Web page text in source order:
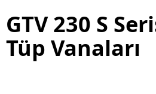
GTV 230 S
Tüp Vanaları